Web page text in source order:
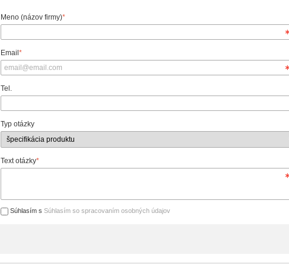
Meno (názov firmy)*
Email*
Tel.
Typ otázky
Text otázky*
Súhlasím sSúhlasím so spracovaním osobných údajov